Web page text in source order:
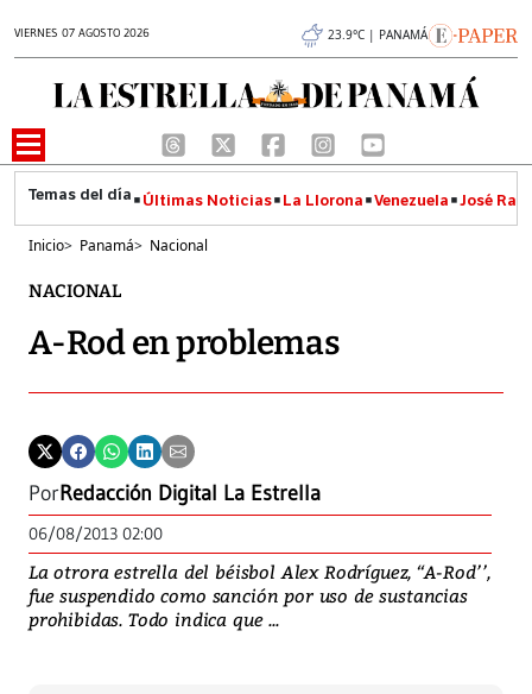
VIERNES 07 AGOSTO 2026 23.9°C | PANAMÁ
Últimas Noticias La Llorona Venezuela José
Inicio> Panamá> Nacional
NACIONAL
A-Rod en problemas
PorRedacción Digital La Estrella
06/08/2013 02:00
La otrora estrella del béisbol Alex Rodríguez, ‘‘A-Rod’’,
fue suspendido como sanción por uso de sustancias
prohibidas. Todo indica que ...